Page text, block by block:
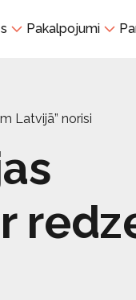
Pakalpojumi
Latvijā” norisi